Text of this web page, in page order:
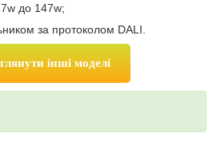
до 147w;
за протоколом DALI.
інші моделі